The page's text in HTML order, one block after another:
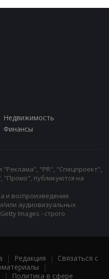
Недвижимость
Финансы
"PR", "Спецпроект",
"Промо", публикуются на
и воспроизведение
или аудиовизуальных
Images - строго
| Редакция | Связаться с
|
| Политика в сфере